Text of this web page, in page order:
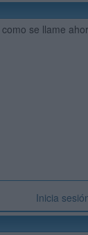
se llame
Inicia